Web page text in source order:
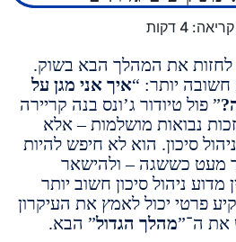
דקות
המהלך הבא בשוק.
“איך אני מגן על
ג’ונסבנה קריירה
מושלמות – אלא
הוא לא חיפש להיות
– ולהישאר
סיכון חשוב יותר
לאמץ את העיקרון
מהלך הגדול” הבא.